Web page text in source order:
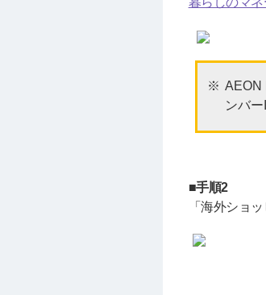
AEON
ンバ
■手順2
「海外ショ